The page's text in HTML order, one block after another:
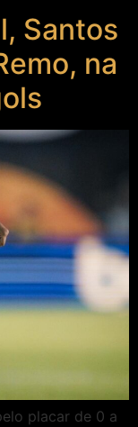
Santos
na
placar de 0 a